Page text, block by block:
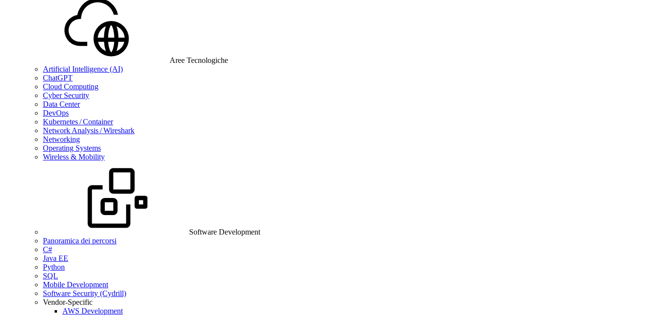
Aree Tecnologiche
Artificial Intelligence (AI)
ChatGPT
Cloud Computing
Cyber Security
Data Center
DevOps
Kubernetes / Container
Network Analysis / Wireshark
Networking
Operating Systems
Wireless & Mobility
Software Development
Panoramica dei percorsi
C#
Java EE
Python
SQL
Mobile Development
Software Security (Cydrill)
Vendor-Specific
AWS Development